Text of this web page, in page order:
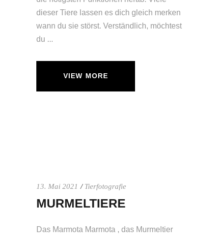
dieser Tiere lassen es dich gleich merken
wann du sie störst. Verständlich, möchtest
du
VIEW MORE
13. Mai 2021 Tierfotografie
MURMELTIERE
Das Marmota Marmota , das Murmeltier